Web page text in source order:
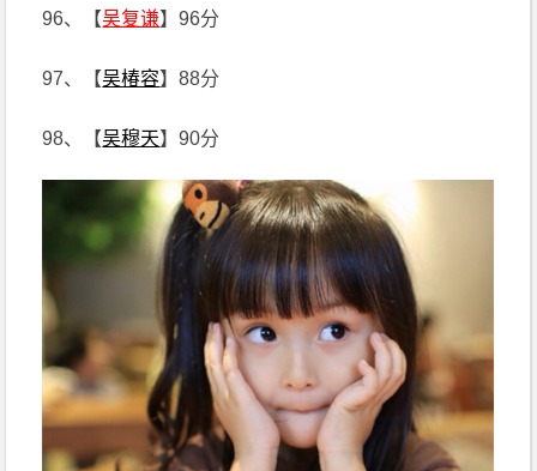
96、【吴复谦】96分
97、【吴椿容】88分
98、【吴穆天】90分